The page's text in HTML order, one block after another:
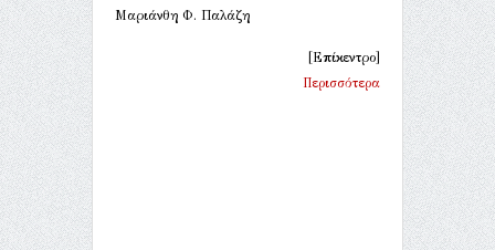
Μαριάνθη Φ. Παλάζη
[Επίκεντρο]
Περισσότερα